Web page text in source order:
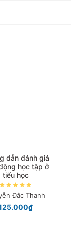
dẫn đánh giá
học tập ở
tiểu học
Đắc Thanh